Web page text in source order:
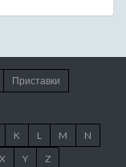
Приставки
K L M
N
X Y Z